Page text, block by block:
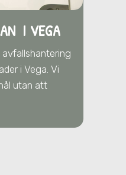
I VEGA
i Vega. Vi
utan att